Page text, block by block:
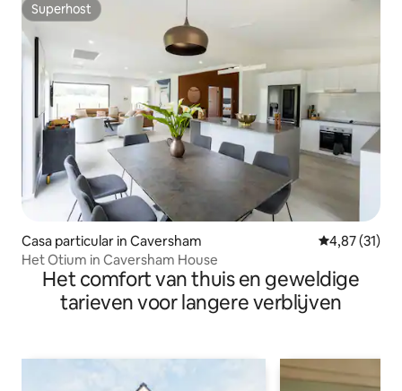
Superhost
Superhost
Casa particular in Caversham Gemiddelde
4,87 (31)
Het Otium in Caversham House
Het comfort van thuis en geweldige
tarieven voor langere verblijven